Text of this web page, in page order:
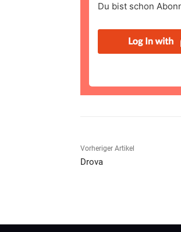
Du bist schon
Vorheriger Artikel
Drova